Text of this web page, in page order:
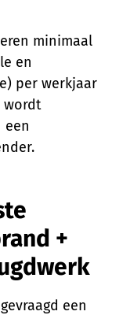
minimaal
en
per werkjaar
wordt
een
+
een